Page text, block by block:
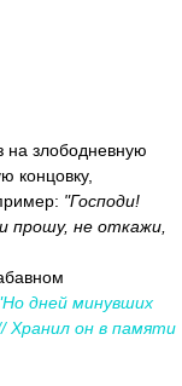
на злободневную
концовку,
"Господи!
прошу, не откажи,
дней минувших
Хранил он в памяти